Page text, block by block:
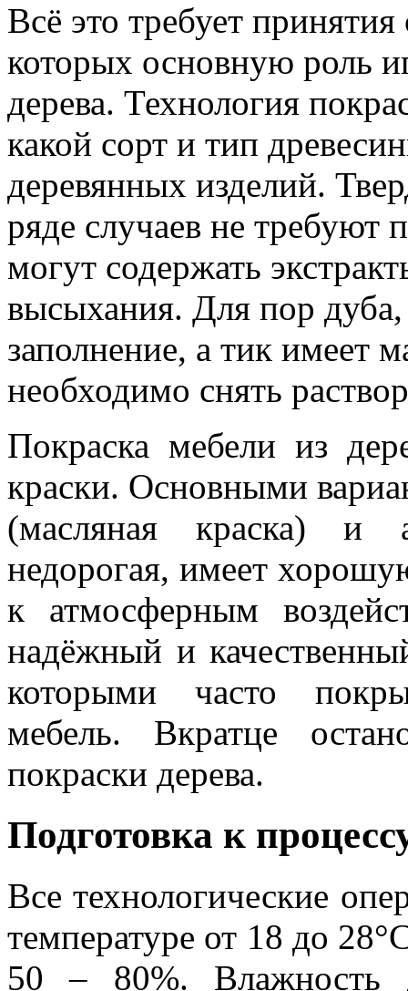
Всё это требует
которых основную роль
дерева. Технология
какой сорт и тип
деревянных изделий.
ряде случаев не требуют
могут содержать
высыхания. Для пор
заполнение, а тик имеет
необходимо снять
Покраска мебели из
краски. Основными
(масляная краска) и
недорогая, имеет
к атмосферным
надёжный и
которыми часто
мебель. Вкратце
покраски дерева.
Подготовка к
Все технологические
температуре от 18 до
50 – 80%. Влажность